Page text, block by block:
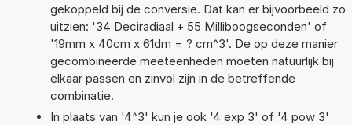
gekoppeld bij de conversie. Dat kan er bijvoorbeeld zo
uitzien: '34 Deciradiaal + 55 Milliboogseconden' of
'19mm x 40cm x 61dm = ? cm^3'. De op deze manier
gecombineerde meeteenheden moeten natuurlijk bij
elkaar passen en zinvol zijn in de betreffende
combinatie.
In plaats van '4^3' kun je ook '4 exp 3' of '4 pow 3'